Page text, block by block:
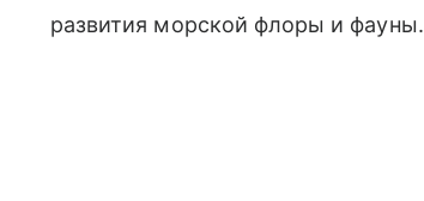
развития морской флоры и фауны.